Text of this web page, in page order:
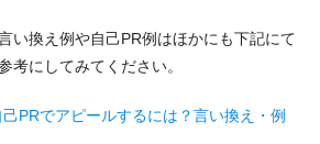
い換え例や自己PR例はほかにも下記にて
考にしてみてください。
PRでアピールするには？言い換え・例